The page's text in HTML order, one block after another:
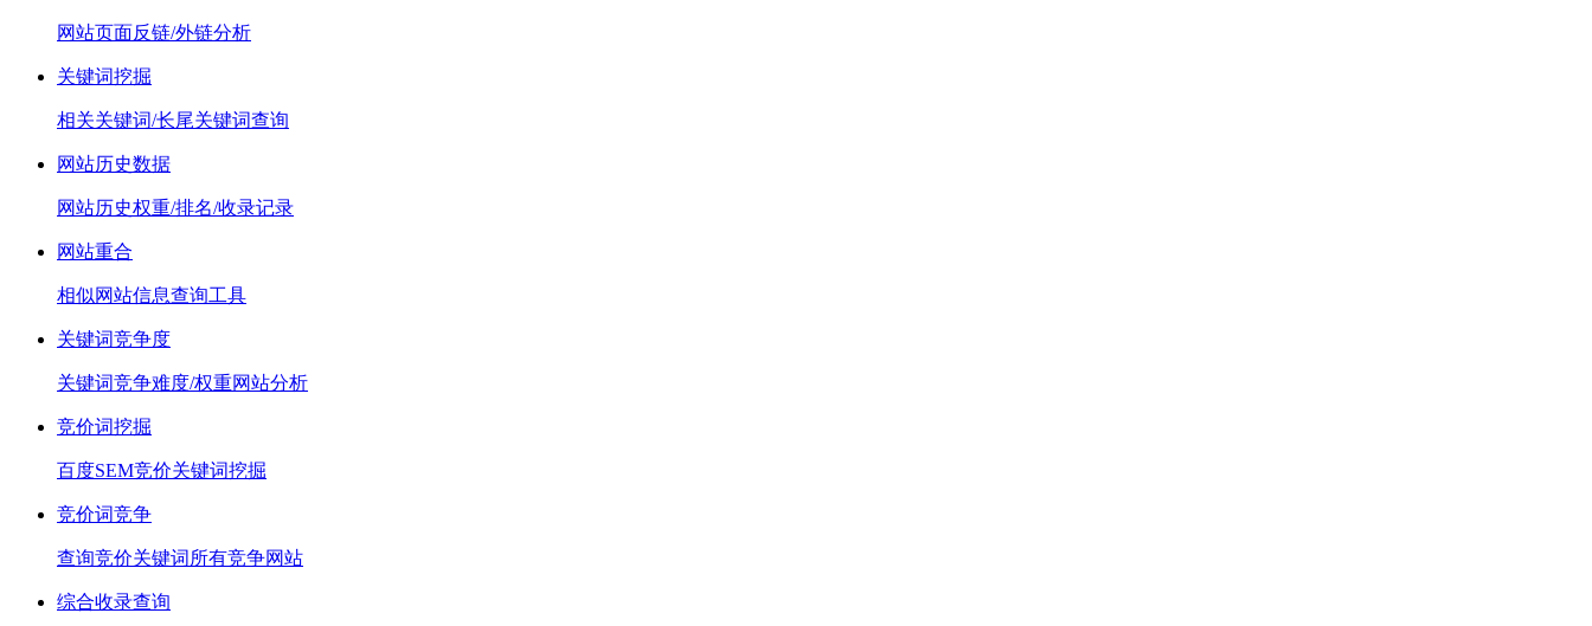
网站页面反链/外链分析
关键词挖掘
相关关键词/长尾关键词查询
网站历史数据
网站历史权重/排名/收录记录
网站重合
相似网站信息查询工具
关键词竞争度
关键词竞争难度/权重网站分析
竞价词挖掘
百度SEM竞价关键词挖掘
竞价词竞争
查询竞价关键词所有竞争网站
综合收录查询